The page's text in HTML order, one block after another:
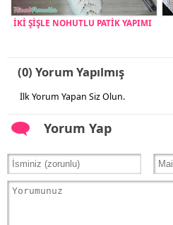
İKİ ŞİŞLE NOHUTLU PATİK YAPIMI
(0) Yorum Yapılmış
İlk Yorum Yapan Siz Olun.
Yorum Yap